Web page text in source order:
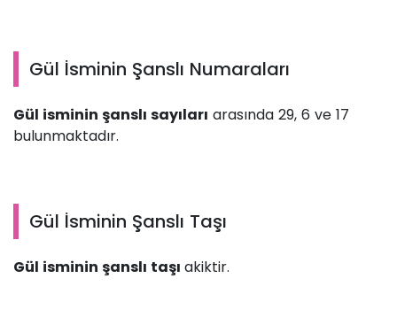
Gül İsminin Şanslı Numaraları
Gül isminin şanslı sayıları arasında 29, 6 ve 17
bulunmaktadır.
Gül İsminin Şanslı Taşı
Gül isminin şanslı taşı akiktir.